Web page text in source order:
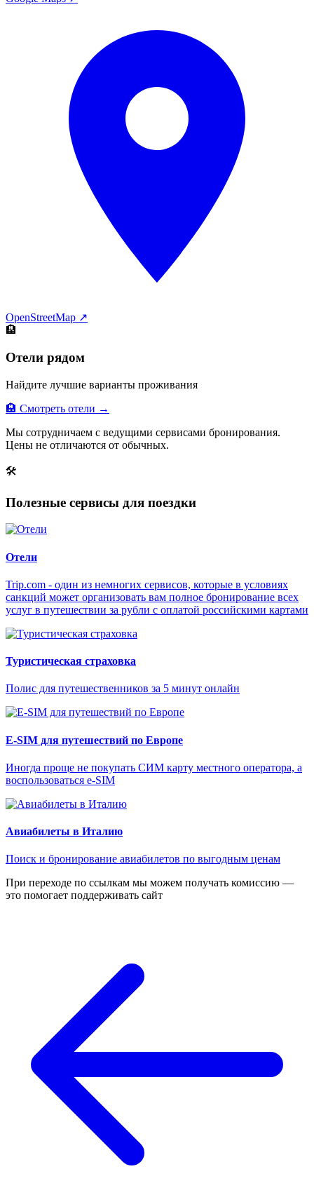
OpenStreetMap ↗
🏨
Отели рядом
Найдите лучшие варианты проживания
🏨 Смотреть отели →
Мы сотрудничаем с ведущими сервисами бронирования.
Цены не отличаются от обычных.
🛠
Полезные сервисы для поездки
Отели
Trip.com - один из немногих сервисов, которые в условиях
санкций может организовать вам полное бронирование всех
услуг в путешествии за рубли с оплатой российскими картами
Туристическая страховка
Полис для путешественников за 5 минут онлайн
E-SIM для путешествий по Европе
Иногда проще не покупать СИМ карту местного оператора, а
воспользоваться e-SIM
Авиабилеты в Италию
Поиск и бронирование авиабилетов по выгодным ценам
При переходе по ссылкам мы можем получать комиссию —
это помогает поддерживать сайт